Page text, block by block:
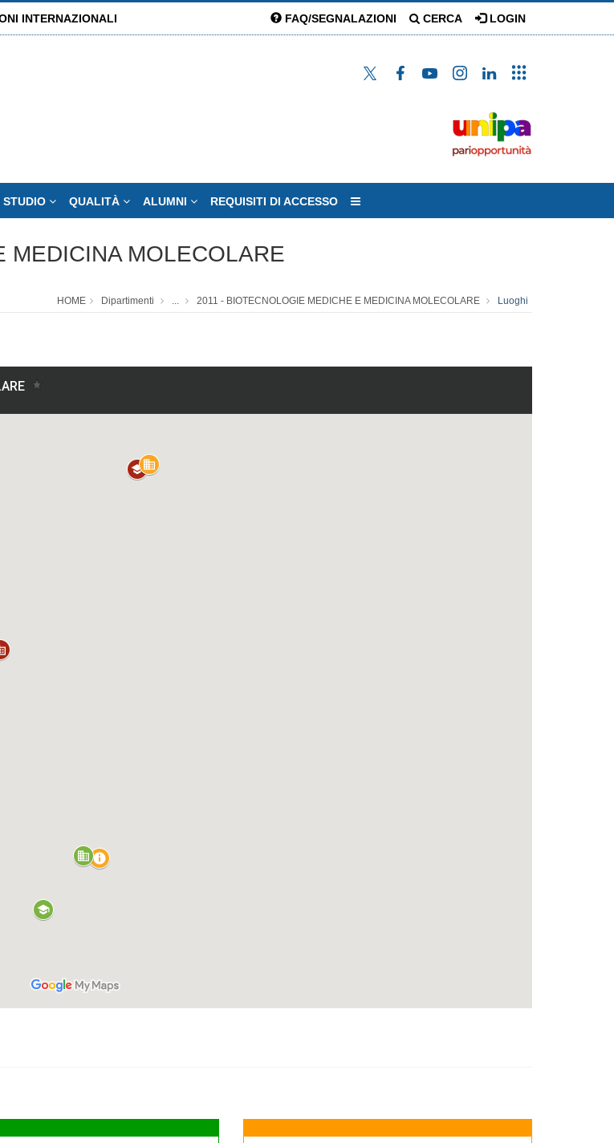
INTERNAZIONALI FAQ/SEGNALAZIONI CERCA LOGIN
QUALITÀ ALUMNI REQUISITI DI ACCESSO
MEDICINA MOLECOLARE
HOME Dipartimenti ... 2011 - BIOTECNOLOGIE MEDICHE E MEDICINA MOLECOLARE Luoghi